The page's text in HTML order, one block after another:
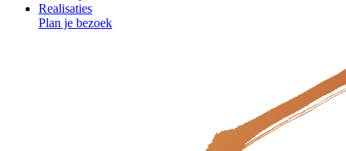
Realisaties
Plan je bezoek